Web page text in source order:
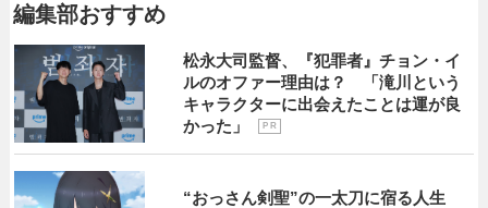
編集部おすすめ
松永大司監督、『犯罪者』チョン・イ
ルのオファー理由は？ 「滝川という
キャラクターに出会えたことは運が良
かった」
P R
“おっさん剣聖”の一太刀に宿る人生